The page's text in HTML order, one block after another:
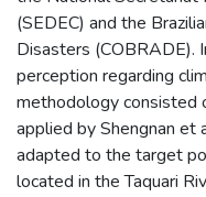
(SEDEC) and the
Disasters (COBRADE).
perception regarding
methodology consisted
applied by Shengnan et
adapted to the target
located in the Taquari